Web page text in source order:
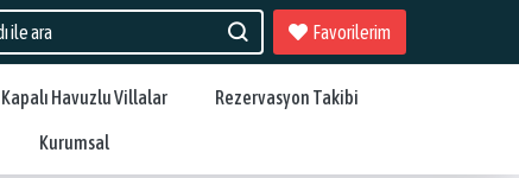
Favorilerim
Kapalı Havuzlu Villalar Rezervasyon Takibi
Kurumsal